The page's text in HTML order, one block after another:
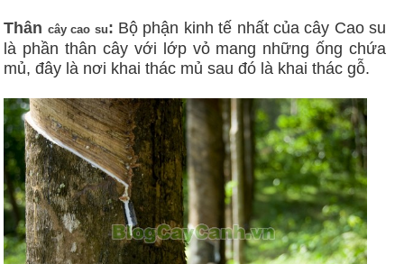
Thân cây cao su: Bộ phận kinh tế nhất của cây Cao su
là phần thân cây với lớp vỏ mang những ống chứa
mủ, đây là nơi khai thác mủ sau đó là khai thác gỗ.